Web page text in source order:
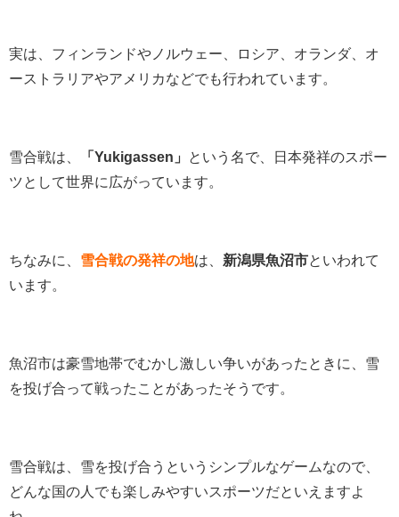
実は、フィンランドやノルウェー、ロシア、オランダ、オ
ーストラリアやアメリカなどでも行われています。
雪合戦は、 「Yukigassen」
という名で、日本発祥のスポー
ツとして世界に広がっています。
ちなみに、 雪合戦の発祥の地は、 新潟県魚沼市といわれて
います。
魚沼市は豪雪地帯でむかし激しい争いがあったときに、雪
を投げ合って戦ったことがあったそうです。
雪合戦は、雪を投げ合うというシンプルなゲームなので、
どんな国の人でも楽しみやすいスポーツだといえますよ